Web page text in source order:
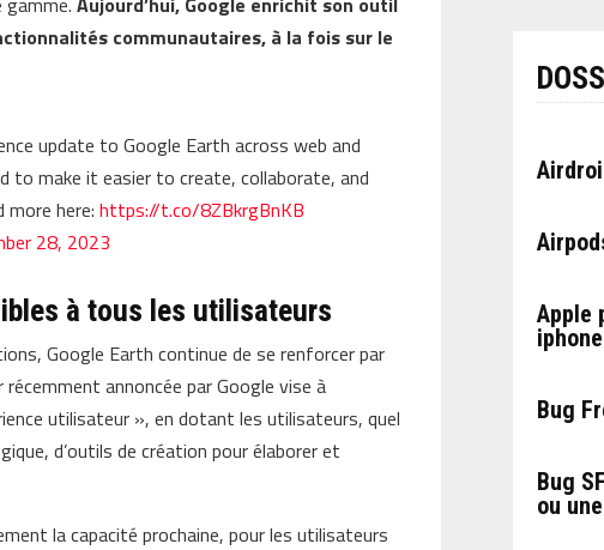
communautaires, à la fois sur le
update to Google Earth across web and
to make it easier to create, collaborate, and
more here:https://t.co/8ZBkrgBnKB
28, 2023
à tous les utilisateurs
Google Earth continue de se renforcer par
annoncée par Google vise à
utilisateur », en dotant les utilisateurs, quel
d’outils de création pour élaborer et
la capacité prochaine, pour les utilisateurs
Apple
Bug
Bug
ou